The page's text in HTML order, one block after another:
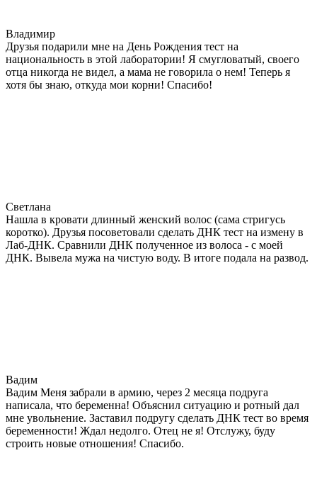
Владимир
Друзья подарили мне на День Рождения тест на
национальность в этой лаборатории! Я смугловатый, своего
отца никогда не видел, а мама не говорила о нем! Теперь я
хотя бы знаю, откуда мои корни! Спасибо!
Светлана
Нашла в кровати длинный женский волос (сама стригусь
коротко). Друзья посоветовали сделать ДНК тест на измену в
Лаб-ДНК. Сравнили ДНК полученное из волоса - с моей
ДНК. Вывела мужа на чистую воду. В итоге подала на развод.
Вадим
Вадим Меня забрали в армию, через 2 месяца подруга
написала, что беременна! Объяснил ситуацию и ротный дал
мне увольнение. Заставил подругу сделать ДНК тест во время
беременности! Ждал недолго. Отец не я! Отслужу, буду
строить новые отношения! Спасибо.